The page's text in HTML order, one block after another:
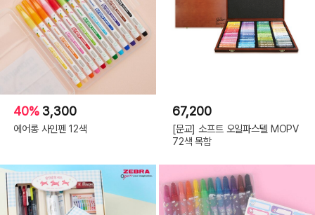
40% 3,300
에어롱 사인펜 12색
67,200
[문교] 소프트 오일파스텔 MOPV
72색 목함